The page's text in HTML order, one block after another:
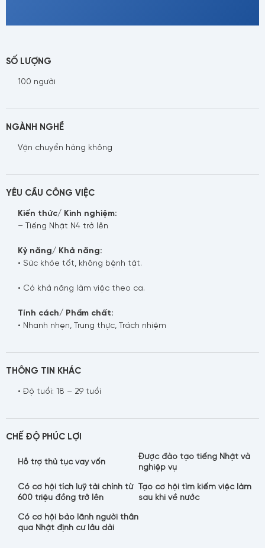
SỐ LƯỢNG
100 người
NGÀNH NGHỀ
Vận chuyển hàng không
YÊU CẦU CÔNG VIỆC
Kiến thức/ Kinh nghiệm:
– Tiếng Nhật N4 trở lên
Kỷ năng/ Khả năng:
• Sức khỏe tốt, không bệnh tật.
• Có khả năng làm việc theo ca.
Tính cách/ Phẩm chất:
• Nhanh nhẹn, Trung thực, Trách nhiệm
THÔNG TIN KHÁC
• Độ tuổi: 18 – 29 tuổi
CHẾ ĐỘ PHÚC LỢI
Hỗ trợ thủ tục vay vốn
Được đào tạo tiếng Nhật và
nghiệp vụ
Có cơ hội tích luỹ tài chính từ
600 triệu đồng trở lên
Tạo cơ hội tìm kiếm việc làm
sau khi về nước
Có cơ hội bảo lãnh người thân
qua Nhật định cư lâu dài